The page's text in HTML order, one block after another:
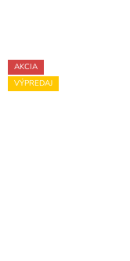
AKCIA
VÝPREDAJ